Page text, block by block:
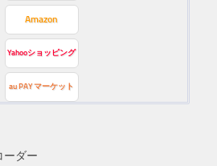
Amazon
Yahooショッピング
au PAY マーケット
ーダー